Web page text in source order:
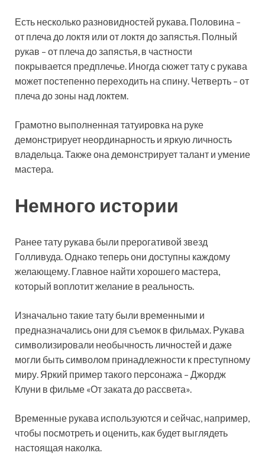
Есть несколько разновидностей рукава. Половина –
от плеча до локтя или от локтя до запястья. Полный
рукав – от плеча до запястья, в частности
покрывается предплечье. Иногда сюжет тату с рукава
может постепенно переходить на спину. Четверть – от
плеча до зоны над локтем.
Грамотно выполненная татуировка на руке
демонстрирует неординарность и яркую личность
владельца. Также она демонстрирует талант и умение
мастера.
Немного истории
Ранее тату рукава были прерогативой звезд
Голливуда. Однако теперь они доступны каждому
желающему. Главное найти хорошего мастера,
который воплотит желание в реальность.
Изначально такие тату были временными и
предназначались они для съемок в фильмах. Рукава
символизировали необычность личностей и даже
могли быть символом принадлежности к преступному
миру. Яркий пример такого персонажа – Джордж
Клуни в фильме «От заката до рассвета».
Временные рукава используются и сейчас, например,
чтобы посмотреть и оценить, как будет выглядеть
настоящая наколка.